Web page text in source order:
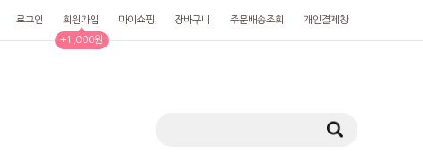
로그인 회원가입
▲
+1,000원
마이쇼핑 장바구니 주문배송조회 개인결제창